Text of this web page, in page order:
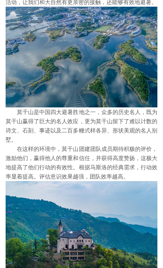
活动，让我们和大自然有更亲密的接触，还能够有效地避暑。
莫干山是中国四大避暑胜地之一，众多的历史名人，既为
莫干山赢得了巨大的名人效应，更为莫干山留下了难以计数的
诗文、石刻、事迹以及二百多幢式样各异、形状美观的名人别
墅。
在这样的环境中，莫干山团建团队成员期待积极的评价，
激励他们，赢得他人的尊重和信任，并获得高度赞扬，这极大
地提高了他们行动的有效性。根据马斯洛的经典需求，行动效
率显着提高。评估意识效果越强，团队效率越高。